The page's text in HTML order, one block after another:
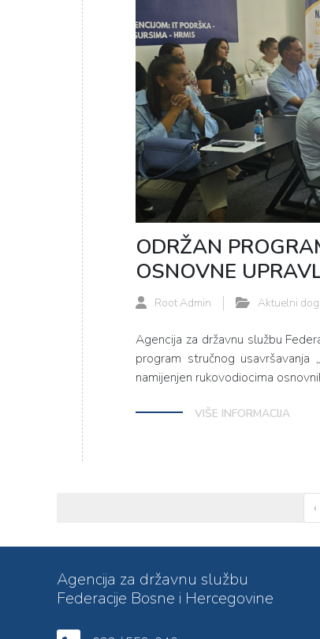
ODRŽAN
OSNOVNE
Root Admin Aktuelni
Agencija za državnu službu
program stručnog usavršavanja
namijenjen rukovodiocima
VIŠE INFORMACIJA
‹
Agencija za državnu službu
Federacije Bosne i Hercegovine